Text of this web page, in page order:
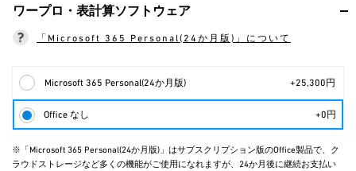
ワープロ・表計算ソフトウェア
「Microsoft 365 Personal(24か月版)」について
Microsoft 365 Personal(24か月版) +25,300円
Office なし +0円
※「Microsoft 365 Personal(24か月版)」はサブスクリプション版のOffice製品で、ク
ラウドストレージなど多くの機能がご使用になれますが、24か月後に継続お支払い